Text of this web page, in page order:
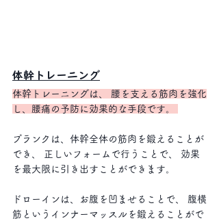
体幹トレーニング
体幹トレーニングは、 腰を支える筋肉を強化
し、腰痛の予防に効果的な手段です。
プランクは、体幹全体の筋肉を鍛えることが
でき、 正しいフォームで行うことで、 効果
を最大限に引き出すことができます。
ドローインは、お腹を凹ませることで、 腹横
筋というインナーマッスルを鍛えることがで